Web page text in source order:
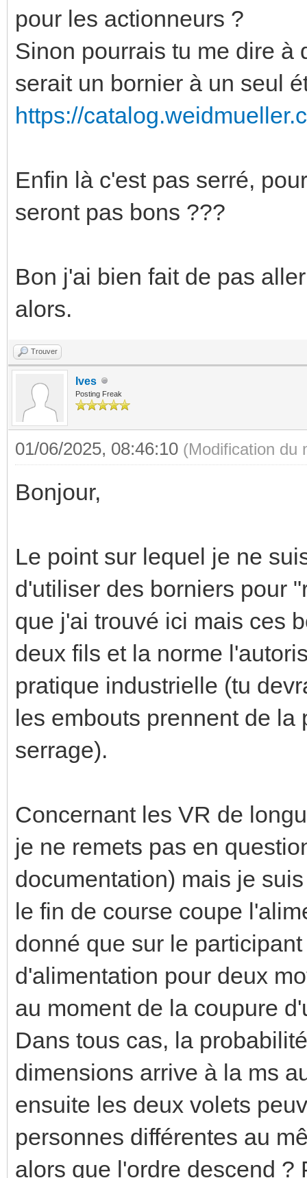
pour les actionneurs ?
Sinon pourrais tu me dire à
serait un bornier à un seul
https://
Enfin là c'est pas serré,
seront pas bons ???
Bon j'ai bien fait de pas
alors.
Trouver
Ives
Posting Freak
01/06/2025, 08:46:10 (Modification du
Bonjour,
Le point sur lequel je ne
d'utiliser des borniers pour
que j'ai trouvé ici mais ces
deux fils et la norme
pratique industrielle (tu
les embouts prennent de
serrage).
Concernant les VR de
je ne remets pas en
documentation) mais je
le fin de course coupe
donné que sur le
d'alimentation pour deux
au moment de la coupure
Dans tous cas, la
dimensions arrive à la ms
ensuite les deux volets
personnes différentes au
alors que l'ordre descend ?